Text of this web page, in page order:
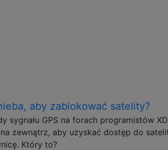
aby zablokować satelity?
sygnału GPS na forach programistów
zewnątrz, aby uzyskać dostęp do
Który to?